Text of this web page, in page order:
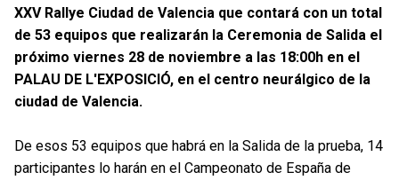
XXV Rallye Ciudad de Valencia que contará con un total
de 53 equipos que realizarán la Ceremonia de Salida el
próximo viernes 28 de noviembre a las 18:00h en el
PALAU DE L'EXPOSICIÓ, en el centro neurálgico de la
ciudad de Valencia.
De esos 53 equipos que habrá en la Salida de la prueba, 14
participantes lo harán en el Campeonato de España de